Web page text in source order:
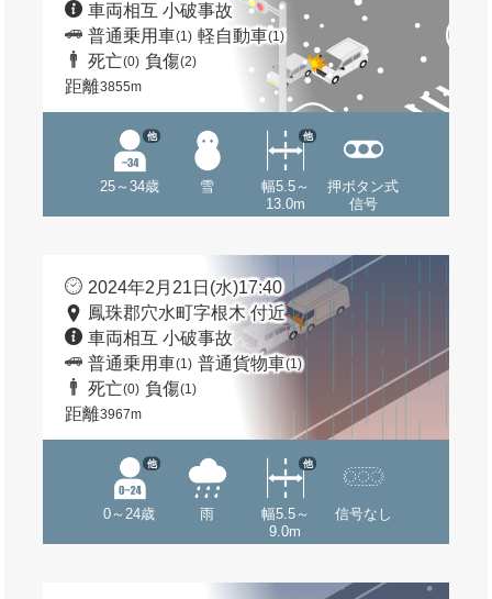
車両相互 小破事故
普通乗用車(1) 軽自動車(1)
死亡(0) 負傷(2)
距離3855m
25～34歳
他
雪
幅5.5～
13.0m
他
押ボタン式
信号
2024年2月21日(水)17:40
鳳珠郡穴水町字根木 付近
車両相互 小破事故
普通乗用車(1) 普通貨物車(1)
死亡(0) 負傷(1)
距離3967m
0～24歳
他
雨
幅5.5～
9.0m
他
信号なし